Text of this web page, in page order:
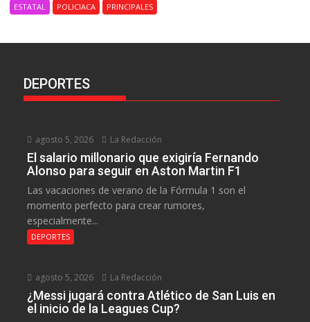
ESTATAL POLICIACA PRINCIPALES
DEPORTES
agosto 5, 2026 La Redacción
El salario millonario que exigiría Fernando
Alonso para seguir en Aston Martin F1
Las vacaciones de verano de la Fórmula 1 son el
momento perfecto para crear rumores,
especialmente...
DEPORTES
agosto 5, 2026 La Redacción
¿Messi jugará contra Atlético de San Luis en
el inicio de la Leagues Cup?